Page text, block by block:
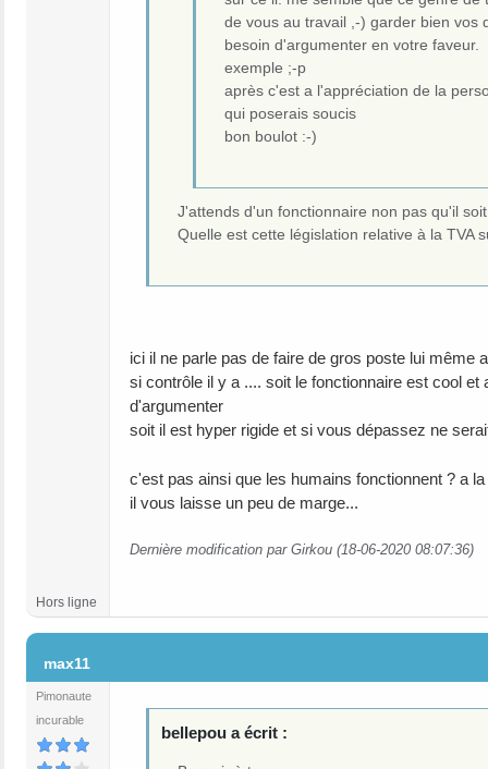
de vous au travail ,-) garder bien vos
besoin d'argumenter en votre
exemple ;-p
après c'est a l'appréciation de la
qui poserais soucis
bon boulot :-)
J'attends d'un fonctionnaire non pas qu'il
Quelle est cette législation relative à la TVA
ici il ne parle pas de faire de gros poste lui même
si contrôle il y a .... soit le fonctionnaire est cool
d'argumenter
soit il est hyper rigide et si vous dépassez ne
c'est pas ainsi que les humains fonctionnent ? a
il vous laisse un peu de marge...
Dernière modification par Girkou (18-06-2020 08:07:36)
Hors ligne
max11
Pimonaute
incurable
bellepou a écrit :